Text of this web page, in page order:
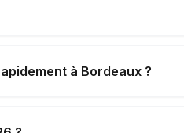
à Bordeaux ?